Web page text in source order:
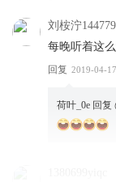
刘桉泞
每晚听着这
回复 2019-04-17
荷叶_0e 回复